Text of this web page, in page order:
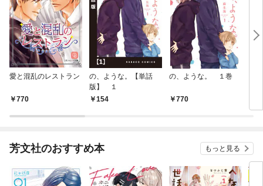
愛と混乱のレストラン
770
の、ような。【単話
版】 １
154
の、ような。 １巻
770
芳文社のおすすめ本 もっと見る